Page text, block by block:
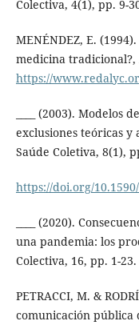
Colectiva, 4(1), pp. 9-
MENÉNDEZ, E.
medicina tradicional?,
https://
____ (2003). Modelos
exclusiones teóricas y
Saúde Coletiva, 8(1),
https://doi.org/
____ (2020).
una pandemia: los
Colectiva, 16, pp. 1-23.
PETRACCI, M. &
comunicación pública